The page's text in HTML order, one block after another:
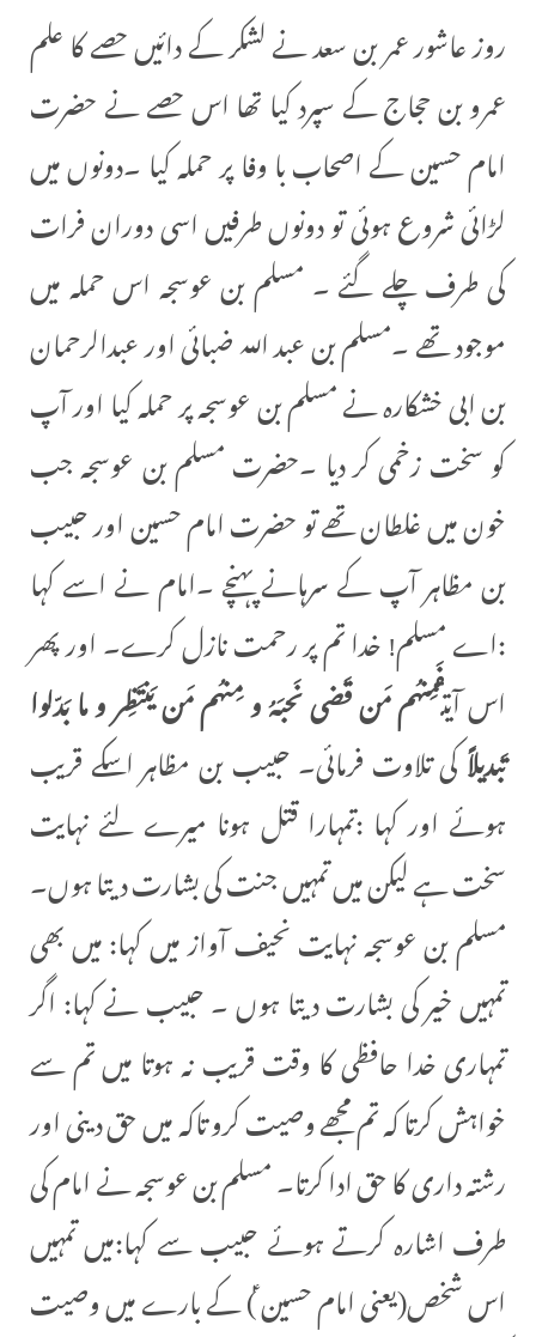
روز عاشور عمر بن سعد نے لشکر کے دائیں حصے کا علم
عمرو بن حجاج کے سپرد کیا تھا اس حصے نے حضرت
امام حسین کے اصحاب با وفا پر حملہ کیا ۔دونوں میں
لڑائی شروع ہوئی تو دونوں طرفیں اسی دوران فرات
کی طرف چلے گئے ۔ مسلم بن عوسجہ اس حملہ میں
موجود تھے ۔مسلم بن عبد اللہ ضبائی اور عبدالرحمان
بن ابی خشکارہ نے مسلم بن عوسجہ پر حملہ کیا اور آپ
کو سخت زخمی کر دیا ۔حضرت مسلم بن عوسجہ جب
خون میں غلطان تھے تو حضرت امام حسین اور حبیب
بن مظاہر آپ کے سرہانے پہنچے ۔امام نے اسے کہا
:اے مسلم! خدا تم پر رحمت نازل کرے۔ اور پھر
اس آیتفَمِنهُم مَن قَضی نَحبَهُ و مِنهُم مَن یَنتَظِر و ما بَدّلوا
تَبدیلاًکی تلاوت فرمائی۔ حبیب بن مظاہر اسکے قریب
ہوئے اور کہا :تمہارا قتل ہونا میرے لئے نہایت
سخت ہے لیکن میں تمہیں جنت کی بشارت دیتا ہوں۔
مسلم بن عوسجہ نہایت نحیف آواز میں کہا: میں بھی
تمہیں خیر کی بشارت دیتا ہوں ۔ حبیب نے کہا: اگر
تمہاری خدا حافظی کا وقت قریب نہ ہوتا میں تم سے
خواہش کرتا کہ تم مجھے وصیت کرو تاکہ میں حق دینی اور
رشتہ داری کا حق ادا کرتا۔ مسلم بن عوسجہ نے امام کی
طرف اشارہ کرتے ہوئے حبیب سے کہا:میں تمہیں
اس شخص(یعنی امام حسین ؑ) کے بارے میں وصیت